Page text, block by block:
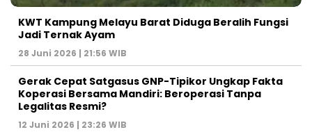
KWT Kampung Melayu Barat Diduga Beralih Fungsi
Jadi Ternak Ayam
28 Juni 2026 | 21:56 WIB
Gerak Cepat Satgasus GNP-Tipikor Ungkap Fakta
Koperasi Bersama Mandiri: Beroperasi Tanpa
Legalitas Resmi?
12 Juni 2026 | 23:26 WIB